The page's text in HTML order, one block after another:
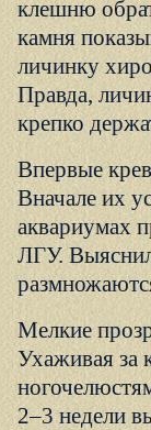
клешню
камня
личинку
Правда,
крепко
Впервые
Вначале их
аквариумах
ЛГУ.
Мелкие
Ухаживая за
2–3 недели